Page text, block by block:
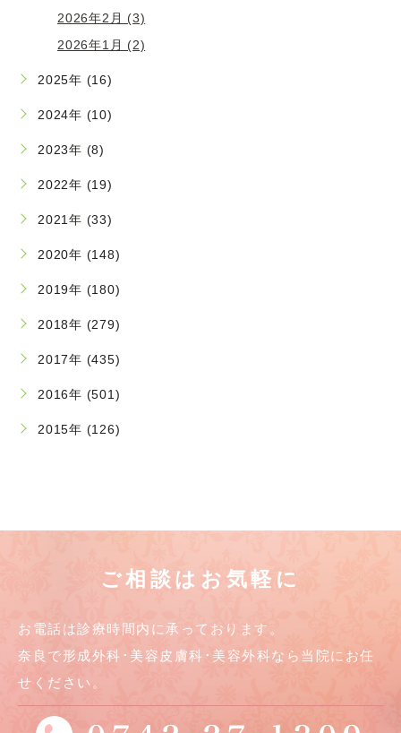
2026年2月 (3)
2026年1月 (2)
2025年 (16)
2024年 (10)
2023年 (8)
2022年 (19)
2021年 (33)
2020年 (148)
2019年 (180)
2018年 (279)
2017年 (435)
2016年 (501)
2015年 (126)
ご相談はお気軽に
お電話は診療時間内に承っております。
奈良で形成外科･美容皮膚科･美容外科なら当院にお任
せください。